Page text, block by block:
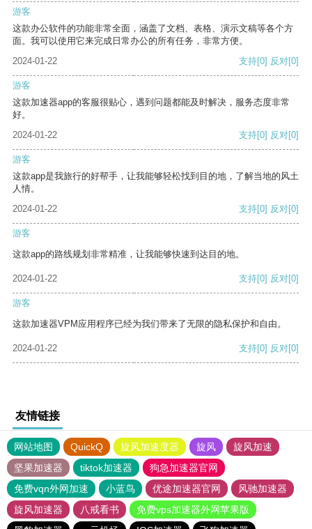
游客
这款办公软件的功能非常全面，涵盖了文档、表格、演示文稿等各个方
面。我可以使用它来完成日常办公的所有任务，非常方便。
2024-01-22
支持[0] 反对[0]
游客
这款加速器app的客服很贴心，遇到问题都能及时解决，服务态度非常
好。
2024-01-22
支持[0] 反对[0]
游客
这款app是我旅行的好帮手，让我能够轻松找到目的地，了解当地的风土
人情。
2024-01-22
支持[0] 反对[0]
游客
这款app的路线规划非常精准，让我能够快速到达目的地。
2024-01-22 支持[0] 反对[0]
游客
这款加速器VPM应用程序已经为我们带来了无限的隐私保护和自由。
2024-01-22 支持[0] 反对[0]
友情链接
网站地图 QuickQ 旋风加速度器 旋风
旋风加速
坚果加速器
tiktok加速器
狗急加速器官网
免费vqn外网加速
小蓝鸟 优途加速器官网
风驰加速器
旋风加速器
八戒看书
免费vps加速器外网苹果版